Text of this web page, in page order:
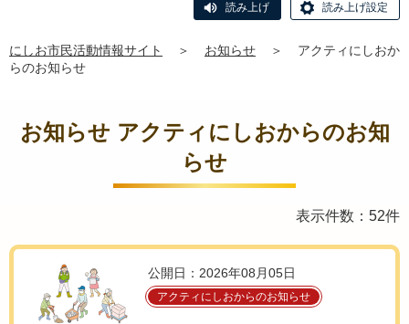
読み上げ 読み上げ設定
にしお市民活動情報サイト ＞ お知らせ ＞
アクティにしおか
らのお知らせ
お知らせ アクティにしおからのお知
らせ
表示件数：52件
公開日：2026年08月05日
アクティにしおからのお知らせ